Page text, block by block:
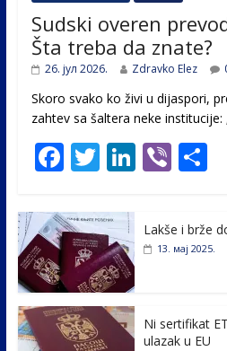
Sudski overen
Šta treba da znate?
26. јул 2026. Zdravko Elez
Skoro svako ko živi u dijaspori,
zahtev sa šaltera neke
F
e
b
o
o
k
T
itt
er
Li
e
Vi
er
S
ar
e
Lakše i brže
13. мај 2025.
Ni sertifikat
ulazak u EU